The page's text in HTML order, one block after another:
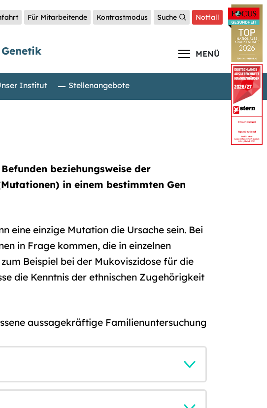
Für Mitarbeitende Kontrastmodus Suche Notfall
MENÜ
Institut Stellenangebote
beziehungsweise der
in einem bestimmten Gen
eine einzige Mutation die Ursache sein. Bei
in Frage kommen, die in einzelnen
Beispiel bei der Mukoviszidose für die
die Kenntnis der ethnischen Zugehörigkeit
aussagekräftige Familienuntersuchung